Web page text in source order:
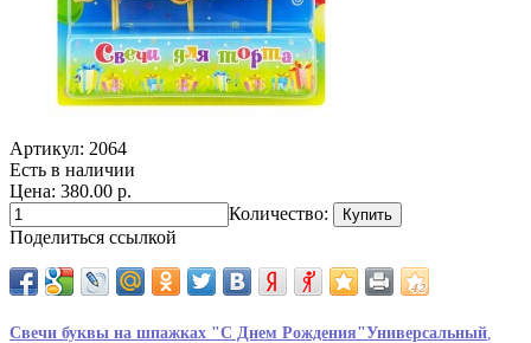
Артикул: 2064
Есть в наличии
Цена: 380.00 р.
Количество:
Поделиться ссылкой
Свечи буквы на шпажках "С Днем Рождения"Универсальный